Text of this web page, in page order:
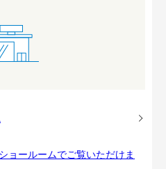
ョールームでご覧いただけま